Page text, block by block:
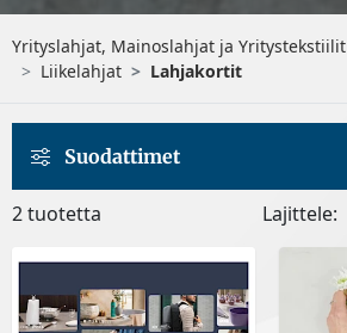
Yrityslahjat, Mainoslahjat ja Yritystekstiilit
Liikelahjat
Lahjakortit
Suodattimet
2 tuotetta Lajittele: